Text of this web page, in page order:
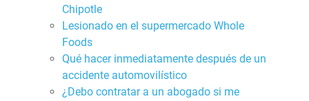
Chipotle
Lesionado en el supermercado Whole
Foods
Qué hacer inmediatamente después de un
accidente automovilístico
¿Debo contratar a un abogado si me